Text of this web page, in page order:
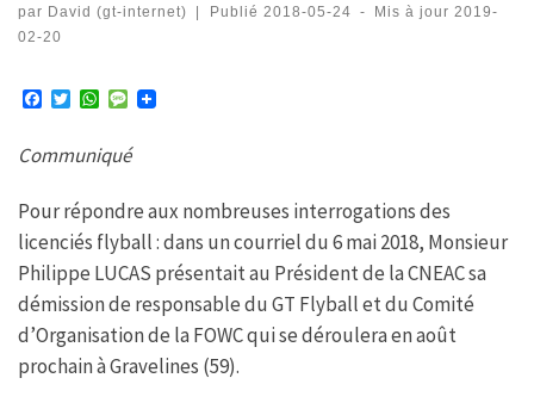
par David (gt-internet) Publié 2018-05-24 - Mis à jour 2019-
02-20
e
o
k
T
t
r
W
t
p
p
M
s
e
Communiqué
Pour répondre aux nombreuses interrogations des
licenciés flyball : dans un courriel du 6 mai 2018, Monsieur
Philippe LUCAS présentait au Président de la CNEAC sa
démission de responsable du GT Flyball et du Comité
d’Organisation de la FOWC qui se déroulera en août
prochain à Gravelines (59).